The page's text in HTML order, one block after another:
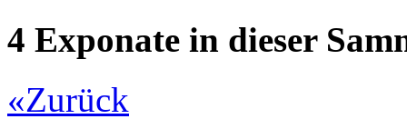
4 Exponate in dieser
«Zurück